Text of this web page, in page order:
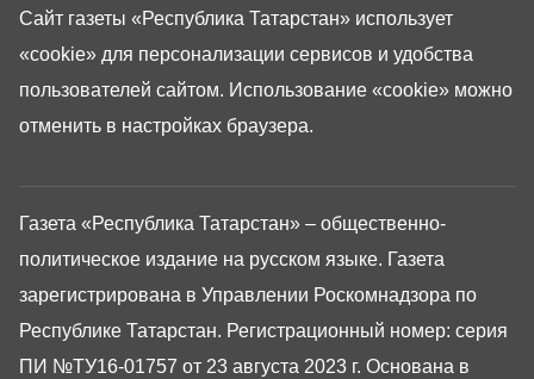
Газета «Республика Татарстан» – общественно-
политическое издание на русском языке. Газета
зарегистрирована в Управлении Роскомнадзора по
Республике Татарстан. Регистрационный номер: серия
ПИ №ТУ16-01757 от 23 августа 2023 г. Основана в
Сайт газеты «Республика Татарстан» использует
«cookie» для персонализации сервисов и удобства
пользователей сайтом. Использование «cookie» можно
отменить в настройках браузера.